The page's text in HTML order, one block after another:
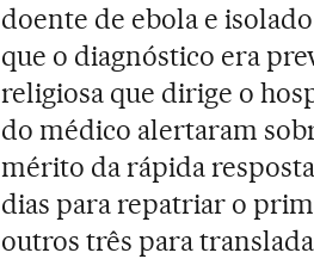
doente de ebola e
que o diagnóstico era
religiosa que dirige o
do médico alertaram
mérito da rápida
dias para repatriar o
outros três para